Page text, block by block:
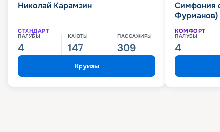
Николай Карамзин
СТАНДАРТ
ПАЛУБЫ
4
КАЮТЫ
147
ПАССАЖИРЫ
309
Круизы
Симфония
Фурманов)
КОМФОРТ
ПАЛУБЫ
4